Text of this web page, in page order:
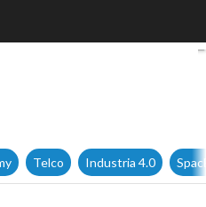
le telco
Telco Industria 4.0